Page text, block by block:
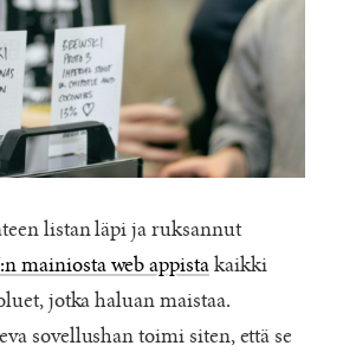
listan läpi ja ruksannut
mainiosta web appistakaikki
jotka haluan maistaa.
sovellushan toimi siten, että se